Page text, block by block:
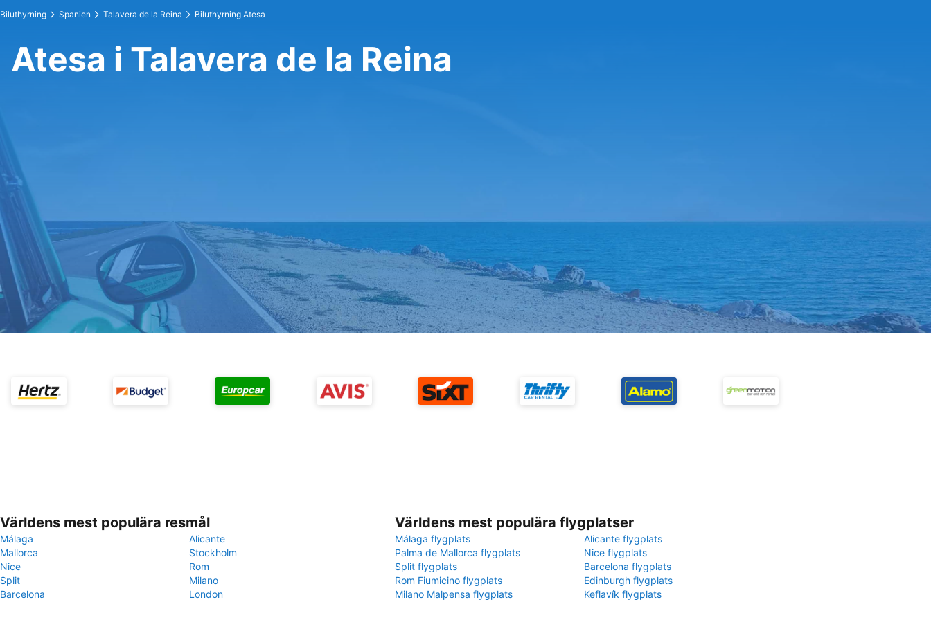
Biluthyrning Spanien Talavera de la Reina Biluthyrning Atesa
Atesa i Talavera de la Reina
Världens mest populära resmål
Málaga
Alicante
Mallorca
Stockholm
Nice
Rom
Split
Milano
Barcelona
London
Världens mest populära flygplatser
Málaga flygplats
Alicante flygplats
Palma de Mallorca flygplats
Nice flygplats
Split flygplats
Barcelona flygplats
Rom Fiumicino flygplats
Edinburgh flygplats
Milano Malpensa flygplats
Keflavík flygplats